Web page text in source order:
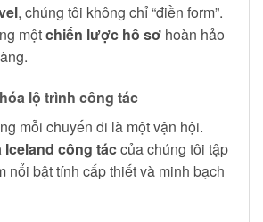
, chúng tôi không chỉ “điền form”.
mộtchiến lược hồ sơ hoàn hảo
lộ trình công tác
mỗi chuyến đi là một vận hội.
Iceland công táccủa chúng tôi tập
nổi bật tính cấp thiết và minh bạch